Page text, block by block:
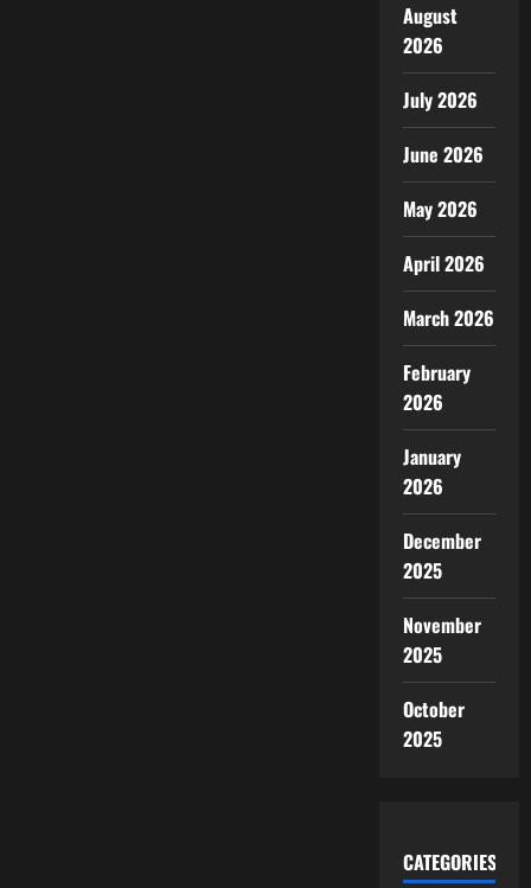
August
2026
July 2026
June 2026
May 2026
April 2026
March 2026
February
2026
January
2026
December
2025
November
2025
October
2025
CATEGORIES